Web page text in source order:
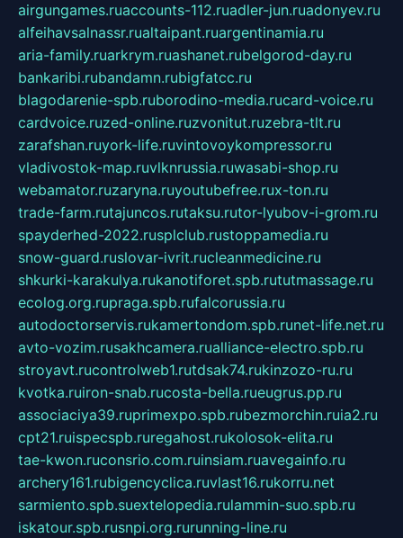
airgungames.ruaccounts-112.ruadler-jun.ruadonyev.ru
alfeihavsalnassr.rualtaipant.ruargentinamia.ru
aria-family.ruarkrym.ruashanet.rubelgorod-day.ru
bankaribi.rubandamn.rubigfatcc.ru
blagodarenie-spb.ruborodino-media.rucard-voice.ru
cardvoice.ruzed-online.ruzvonitut.ruzebra-tlt.ru
zarafshan.ruyork-life.ruvintovoykompressor.ru
vladivostok-map.ruvlknrussia.ruwasabi-shop.ru
webamator.ruzaryna.ruyoutubefree.rux-ton.ru
trade-farm.rutajuncos.rutaksu.rutor-lyubov-i-grom.ru
spayderhed-2022.rusplclub.rustoppamedia.ru
snow-guard.ruslovar-ivrit.rucleanmedicine.ru
shkurki-karakulya.rukanotiforet.spb.rututmassage.ru
ecolog.org.rupraga.spb.rufalcorussia.ru
autodoctorservis.rukamertondom.spb.runet-life.net.ru
avto-vozim.rusakhcamera.rualliance-electro.spb.ru
stroyavt.rucontrolweb1.rutdsak74.rukinzozo-ru.ru
kvotka.ruiron-snab.rucosta-bella.rueugrus.pp.ru
associaciya39.ruprimexpo.spb.rubezmorchin.ruia2.ru
cpt21.ruispecspb.ruregahost.rukolosok-elita.ru
tae-kwon.ruconsrio.com.ruinsiam.ruavegainfo.ru
archery161.rubigencyclica.ruvlast16.rukorru.net
sarmiento.spb.suextelopedia.rulammin-suo.spb.ru
iskatour.spb.rusnpi.org.rurunning-line.ru